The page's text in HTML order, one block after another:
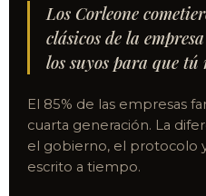
Los Corleone
clásicos de la
los suyos para que tú
El 85% de las empresas
cuarta generación. La
el gobierno, el protocolo
escrito a tiempo.